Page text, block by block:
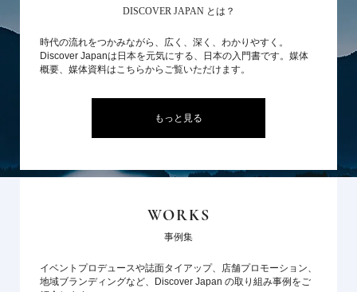
DISCOVER JAPAN とは？
時代の流れをつかみながら、広く、深く、わかりやすく。
Discover Japanは日本を元気にする、日本の入門書です。媒体
概要、媒体資料はこちらからご覧いただけます。
もっと見る
WORKS
事例集
イベントプロデュースや誌面タイアップ、店舗プロモーション、
地域ブランディングなど、Discover Japan の取り組み事例をご